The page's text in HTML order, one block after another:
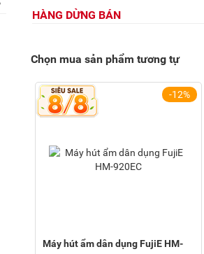
HÀNG DỪNG BÁN
Chọn mua sản phẩm tương tự
-12%
Máy hút ẩm dân dụng FujiE HM-